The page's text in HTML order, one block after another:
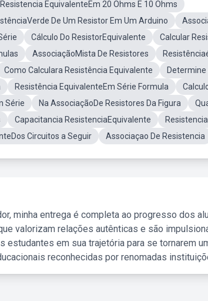
EquivalenteEm 20 Ohms E 10 Ohms
De Um Resistor Em Um Arduino
Cálculo Do ResistorEquivalente
Calcular
AssociaçãoMista De Resistores
Como Calculara Resistência Equivalente
Resistência EquivalenteEm Série Formula
Série
Na AssociaçãoDe Resistores Da Figura
Capacitancia ResistenciaEquivalente
Circuitos a Seguir
Associaçao De Resistencia
minha entrega é completa ao progresso dos
valorizam relações autênticas e são
estudantes em sua trajetória para se tornarem
reconhecidas por renomadas